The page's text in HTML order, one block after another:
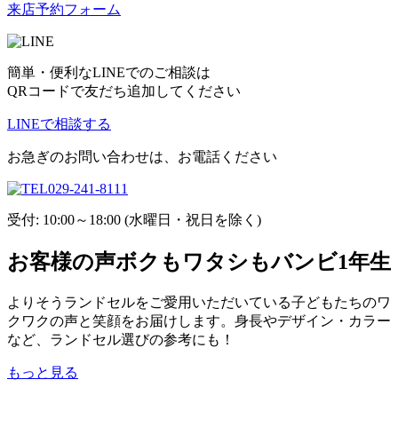
来店予約フォーム
簡単・便利なLINEでのご相談は
QRコードで友だち追加してください
LINEで相談する
お急ぎのお問い合わせは、お電話ください
029-241-8111
受付: 10:00～18:00 (水曜日・祝日を除く)
お客様の声ボクもワタシもバンビ1年生
よりそうランドセルをご愛用いただいている子どもたちのワ
クワクの声と笑顔をお届けします。身長やデザイン・カラー
など、ランドセル選びの参考にも！
もっと見る